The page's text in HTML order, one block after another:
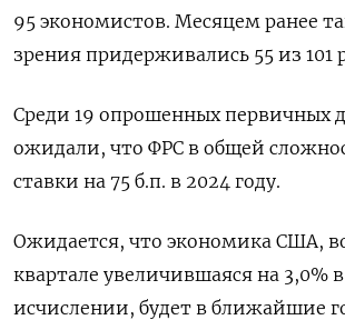
95 экономистов. Месяцем ранее
зрения придерживались 55 из 101
Среди 19 опрошенных первичных
ожидали, что ФРС в общей
ставки на 75 б.п. в 2024 году.
Ожидается, что экономика США,
квартале увеличившаяся на 3,0%
исчислении, будет в ближайшие